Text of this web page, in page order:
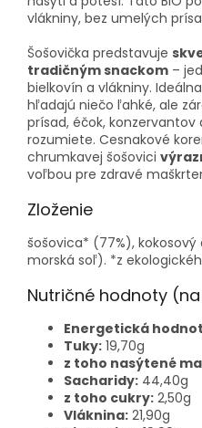
vlákniny, bez umelých
Šošovička predstavuje
tradičným snackom –
bielkovín a vlákniny.
hľadajú niečo ľahké, ale
prísad, éčok,
rozumiete. Cesnakové
chrumkavej šošovici
voľbou pre zdravé
Zloženie
šošovica* (77%),
morská soľ). *z
Nutričné hodnoty (na
Energetická
Tuky: 19,70g
z toho nasýtené
Sacharidy: 44,40g
z toho cukry: 2,50g
Vláknina: 21,90g